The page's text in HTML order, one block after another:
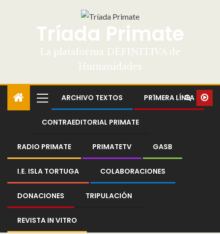
Tríada Primate
La plataforma DEFINITIVA de
Humanidades
ARCHIVO TEXTOS PR1MERA LÍNEA
CONTRAEDITORIAL PRIMATE
RADIO PRIMATE PRIMATETV GASB
I.E. ISLA TORTUGA COLABORACIONES
DONACIONES TRIPULACIÓN
REVISTA IN VITRO